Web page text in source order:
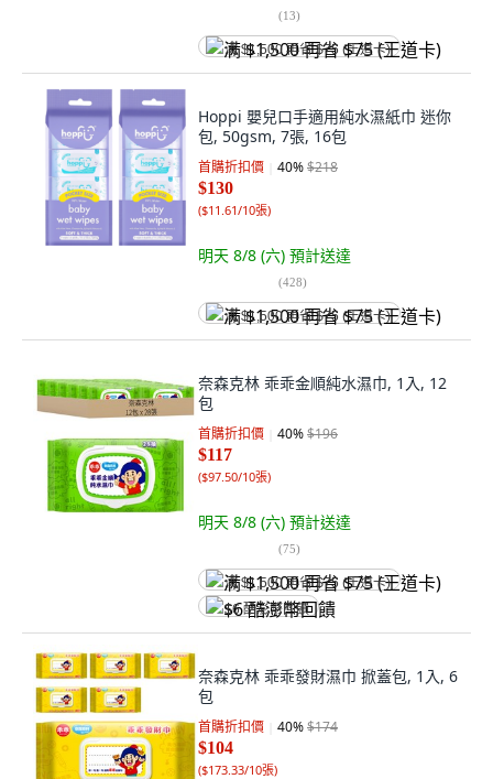
(13)
满 $1,500 再省 $75 (王道卡)
Hoppi 嬰兒口手適用純水濕紙巾 迷你
包, 50gsm, 7張, 16包
首購折扣價 40%$218
$130
($11.61/10張)
明天 8/8 (六) 預計送達
(428)
满 $1,500 再省 $75 (王道卡)
奈森克林 乖乖金順純水濕巾, 1入, 12
包
首購折扣價 40%$196
$117
($97.50/10張)
明天 8/8 (六) 預計送達
(75)
满 $1,500 再省 $75 (王道卡)
$6 酷澎幣回饋
奈森克林 乖乖發財濕巾 掀蓋包, 1入, 6
包
首購折扣價 40%$174
$104
($173.33/10張)